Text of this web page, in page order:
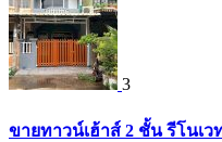
3
ขายทาวน์เฮ้าส์ 2 ชั้น รีโนเ